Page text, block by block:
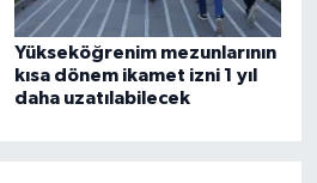
Yükseköğrenim mezunlarının
kısa dönem ikamet izni 1 yıl
daha uzatılabilecek